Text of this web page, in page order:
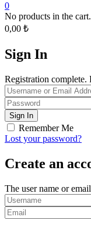
0
No products in the cart.
0,00 ₺
Sign In
Registration complete.
Remember Me
Lost your password?
Create an
The user name or